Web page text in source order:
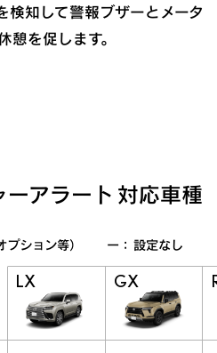
検知して警報ブザーとメータ
憩を促します。
アラート 対応車種
プション等） ー： 設定なし
LX GX